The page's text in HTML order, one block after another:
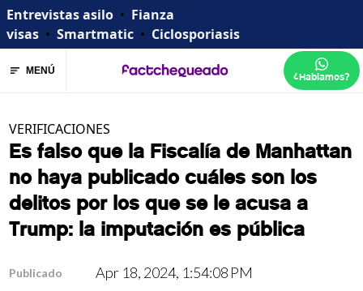
Entrevistas asilo • Fianza
visas • Smartmatic • Ciclosporiasis
MENÚ ¿Hablamos?
VERIFICACIONES
Es falso que la Fiscalía de Manhattan
no haya publicado cuáles son los
delitos por los que se le acusa a
Trump: la imputación es pública
Publicado Apr 18, 2024, 1:54:08 PM